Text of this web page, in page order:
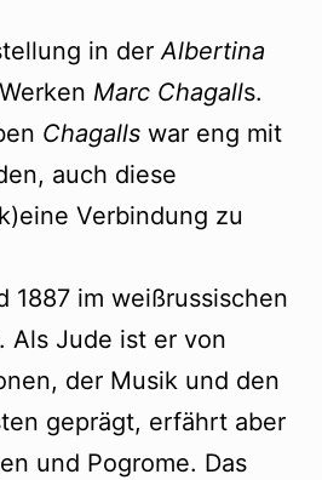
in derAlbertina
Marc Chagalls.
Chagalls war eng mit
auch diese
Verbindung zu
1887 im weißrussischen
Als Jude ist er von
der Musik und den
geprägt, erfährt aber
und Pogrome. Das